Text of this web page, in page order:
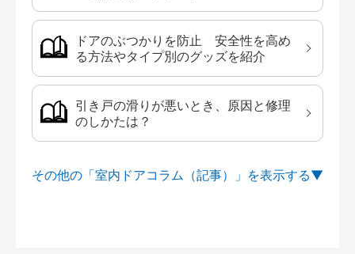
ドアのぶつかりを防止 安全性を高め
る方法やタイプ別のグッズを紹介
引き戸の滑りが悪いとき、原因と修理
のしかたは？
その他の「室内ドアコラム（記事）」を